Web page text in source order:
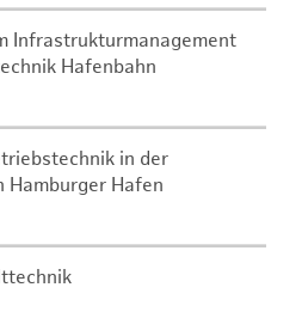
Infrastrukturmanagement
Hafenbahn
in der
Hamburger Hafen